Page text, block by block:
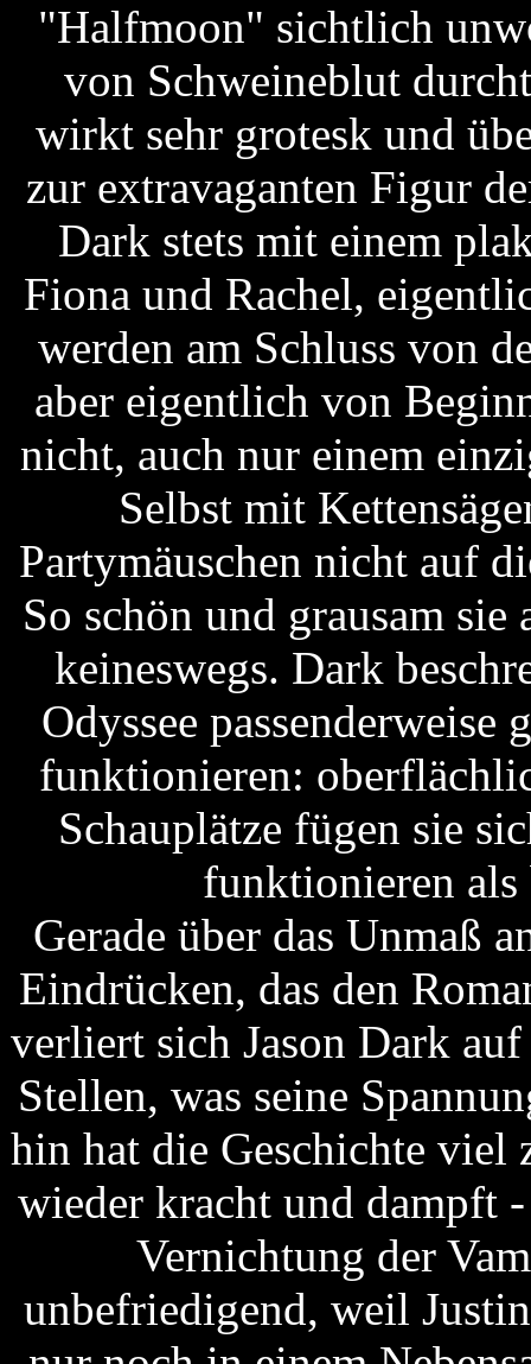
"Halfmoon" sichtlich
von Schweineblut
wirkt sehr grotesk und
zur extravaganten Figur
Dark stets mit einem
Fiona und Rachel,
werden am Schluss von
aber eigentlich von
nicht, auch nur einem
Selbst mit
Partymäuschen nicht auf
So schön und grausam
keineswegs. Dark
Odyssee
funktionieren:
Schauplätze fügen sie
funktionieren als
Gerade über das Unmaß
Eindrücken, das den
verliert sich Jason Dark
Stellen, was seine
hin hat die Geschichte
wieder kracht und dampft
Vernichtung der
unbefriedigend, weil